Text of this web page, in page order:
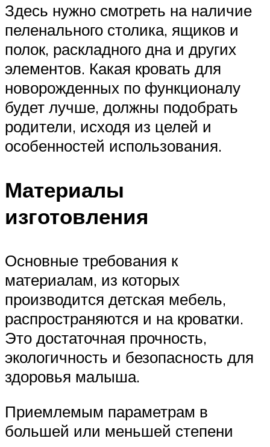
Здесь нужно смотреть на наличие
пеленального столика, ящиков и
полок, раскладного дна и других
элементов. Какая кровать для
новорожденных по функционалу
будет лучше, должны подобрать
родители, исходя из целей и
особенностей использования.
Материалы
изготовления
Основные требования к
материалам, из которых
производится детская мебель,
распространяются и на кроватки.
Это достаточная прочность,
экологичность и безопасность для
здоровья малыша.
Приемлемым параметрам в
большей или меньшей степени